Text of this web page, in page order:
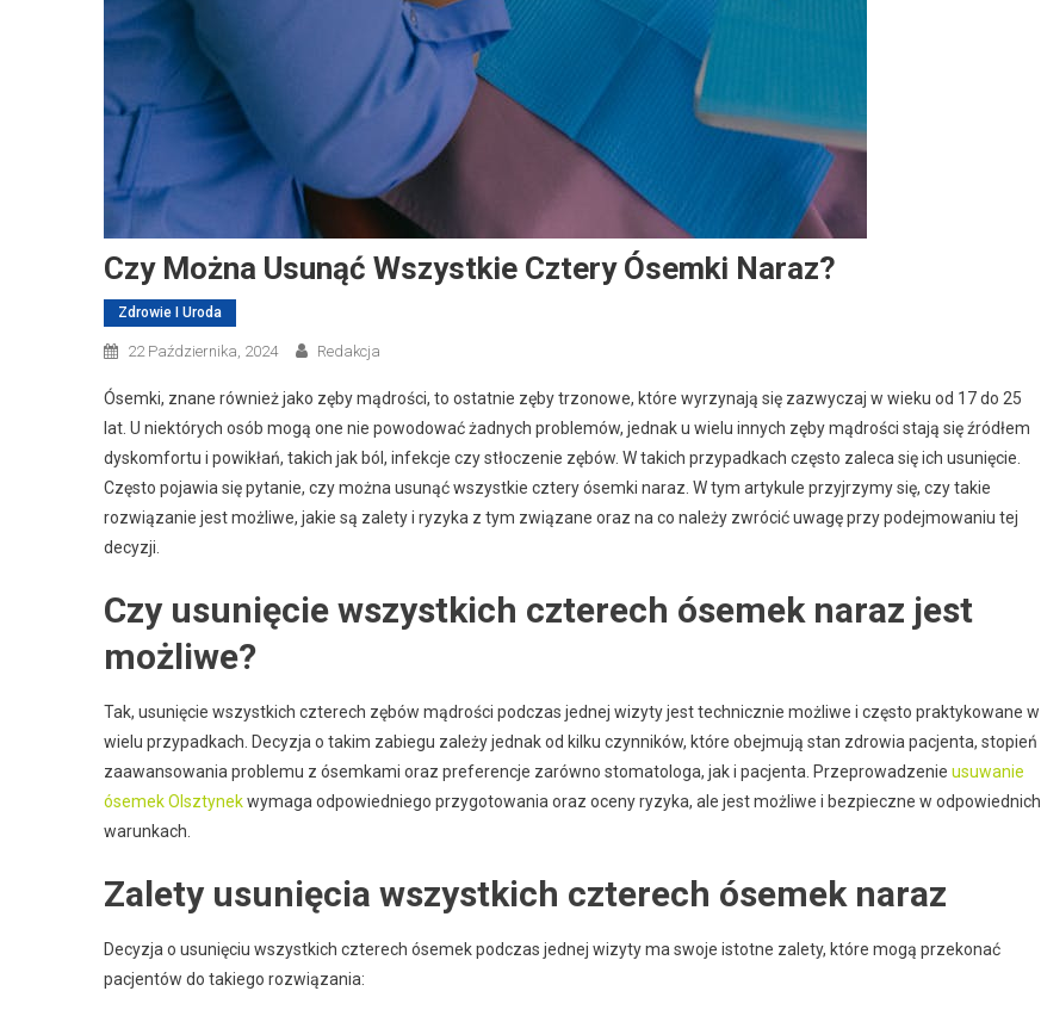
Czy Można Usunąć Wszystkie Cztery Ósemki Naraz?
Zdrowie I Uroda
22 Października, 2024 Redakcja
Ósemki, znane również jako zęby mądrości, to ostatnie zęby trzonowe, które wyrzynają się zazwyczaj w wieku od 17 do 25
lat. U niektórych osób mogą one nie powodować żadnych problemów, jednak u wielu innych zęby mądrości stają się źródłem
dyskomfortu i powikłań, takich jak ból, infekcje czy stłoczenie zębów. W takich przypadkach często zaleca się ich usunięcie.
Często pojawia się pytanie, czy można usunąć wszystkie cztery ósemki naraz. W tym artykule przyjrzymy się, czy takie
rozwiązanie jest możliwe, jakie są zalety i ryzyka z tym związane oraz na co należy zwrócić uwagę przy podejmowaniu tej
decyzji.
Czy usunięcie wszystkich czterech ósemek naraz jest
możliwe?
Tak, usunięcie wszystkich czterech zębów mądrości podczas jednej wizyty jest technicznie możliwe i często praktykowane w
wielu przypadkach. Decyzja o takim zabiegu zależy jednak od kilku czynników, które obejmują stan zdrowia pacjenta, stopień
zaawansowania problemu z ósemkami oraz preferencje zarówno stomatologa, jak i pacjenta. Przeprowadzenie usuwanie
ósemek Olsztynekwymaga odpowiedniego przygotowania oraz oceny ryzyka, ale jest możliwe i bezpieczne w odpowiednich
warunkach.
Zalety usunięcia wszystkich czterech ósemek naraz
Decyzja o usunięciu wszystkich czterech ósemek podczas jednej wizyty ma swoje istotne zalety, które mogą przekonać
pacjentów do takiego rozwiązania: